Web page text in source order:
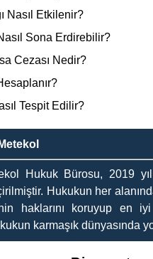
Nasıl Etkilenir?
Sona Erdirebilir?
Cezası Nedir?
Tespit Edilir?
Hukuk Bürosu, 2019
Hukukun her
haklarını koruyup en
karmaşık dünyasında